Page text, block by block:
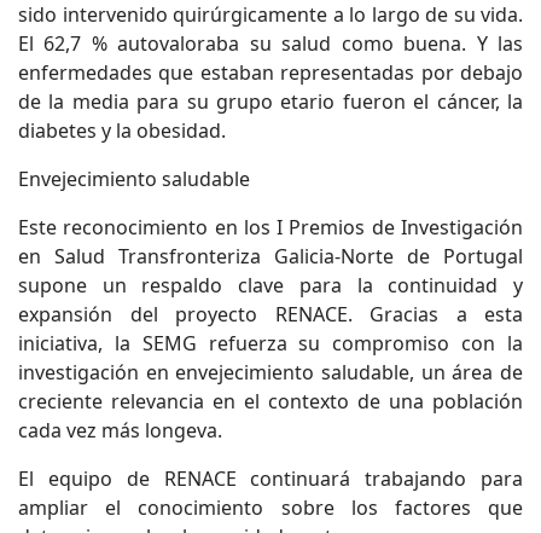
sido intervenido quirúrgicamente a lo largo de su vida.
El 62,7 % autovaloraba su salud como buena. Y las
enfermedades que estaban representadas por debajo
de la media para su grupo etario fueron el cáncer, la
diabetes y la obesidad.
Envejecimiento saludable
Este reconocimiento en los I Premios de Investigación
en Salud Transfronteriza Galicia-Norte de Portugal
supone un respaldo clave para la continuidad y
expansión del proyecto RENACE. Gracias a esta
iniciativa, la SEMG refuerza su compromiso con la
investigación en envejecimiento saludable, un área de
creciente relevancia en el contexto de una población
cada vez más longeva.
El equipo de RENACE continuará trabajando para
ampliar el conocimiento sobre los factores que